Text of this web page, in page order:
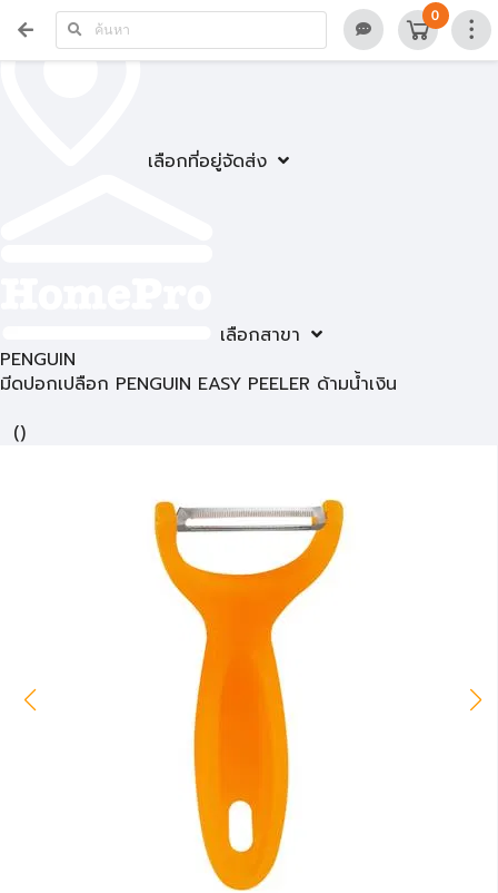
เลือกที่อยู่จัดส่ง
เลือกสาขา
0
PENGUIN
มีดปอกเปลือก PENGUIN EASY PEELER ด้ามน้ำเงิน
()